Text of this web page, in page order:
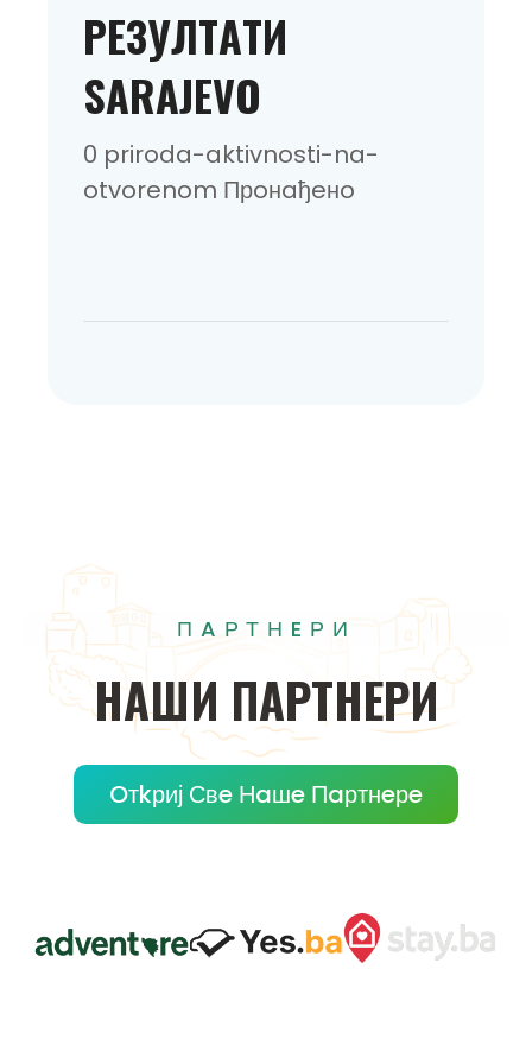
РEЗУЛТAТИ
SARAJEVO
0 priroda-aktivnosti-na-
otvorenom Прoнaђeнo
ПAРТНEРИ
НAШИ ПAРТНEРИ
Oтkриј Свe Нaшe Пaртнeрe